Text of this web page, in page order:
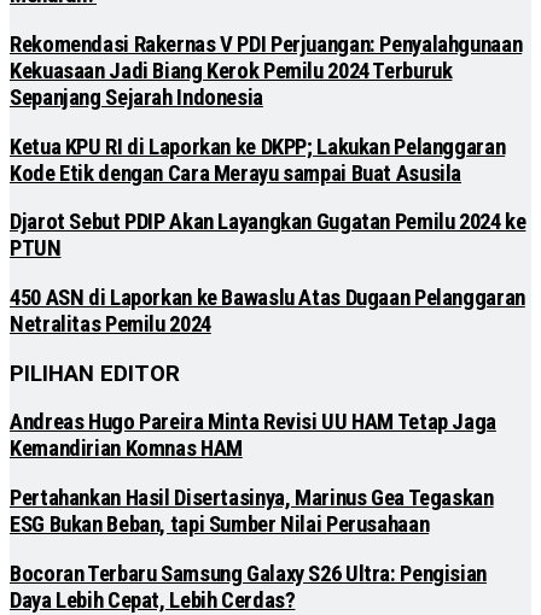
Rekomendasi Rakernas V PDI Perjuangan: Penyalahgunaan
Kekuasaan Jadi Biang Kerok Pemilu 2024 Terburuk
Sepanjang Sejarah Indonesia
Ketua KPU RI di Laporkan ke DKPP; Lakukan Pelanggaran
Kode Etik dengan Cara Merayu sampai Buat Asusila
Djarot Sebut PDIP Akan Layangkan Gugatan Pemilu 2024 ke
PTUN
450 ASN di Laporkan ke Bawaslu Atas Dugaan Pelanggaran
Netralitas Pemilu 2024
PILIHAN EDITOR
Andreas Hugo Pareira Minta Revisi UU HAM Tetap Jaga
Kemandirian Komnas HAM
Pertahankan Hasil Disertasinya, Marinus Gea Tegaskan
ESG Bukan Beban, tapi Sumber Nilai Perusahaan
Bocoran Terbaru Samsung Galaxy S26 Ultra: Pengisian
Daya Lebih Cepat, Lebih Cerdas?